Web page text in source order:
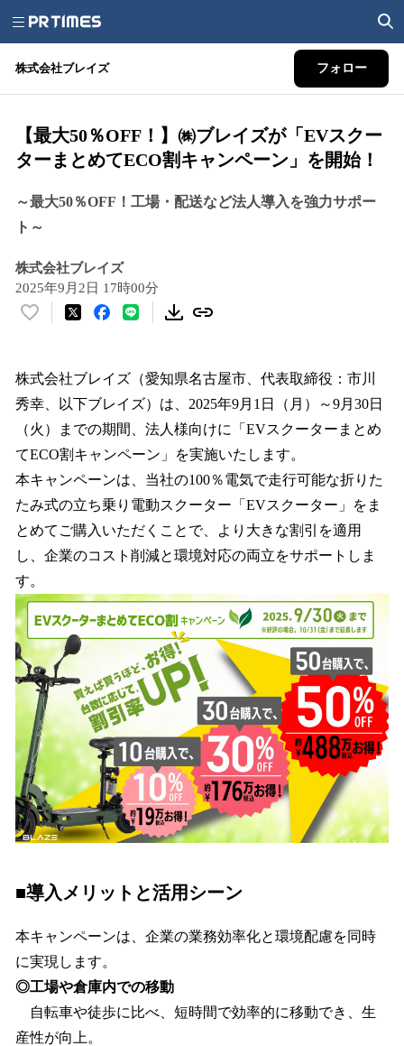
株式会社ブレイズ フォロー
【最大50％OFF！】㈱ブレイズが「EVスクー
ターまとめてECO割キャンペーン」を開始！
～最大50％OFF！工場・配送など法人導入を強力サポー
ト～
株式会社ブレイズ
2025年9月2日 17時00分
い
！
数
を
読
み
込
み
中
で
株式会社ブレイズ（愛知県名古屋市、代表取締役：市川
秀幸、以下ブレイズ）は、2025年9月1日（月）～9月30日
（火）までの期間、法人様向けに「EVスクーターまとめ
てECO割キャンペーン」を実施いたします。
本キャンペーンは、当社の100％電気で走行可能な折りた
たみ式の立ち乗り電動スクーター「EVスクーター」をま
とめてご購入いただくことで、より大きな割引を適用
し、企業のコスト削減と環境対応の両立をサポートしま
す。
■導入メリットと活用シーン
本キャンペーンは、企業の業務効率化と環境配慮を同時
に実現します。
◎工場や倉庫内での移動
自転車や徒歩に比べ、短時間で効率的に移動でき、生
産性が向上。